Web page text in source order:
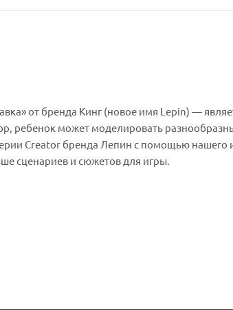
от бренда Кинг (новое имя Lepin) —
ребенок может моделировать
Creator бренда Лепин с помощью нашего
сценариев и сюжетов для игры.